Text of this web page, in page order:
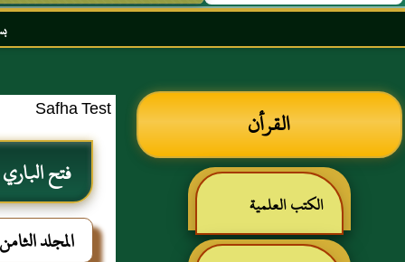
بسم الله الرحمن
القرأن
الكتب العلمية
Safha Test
فتح
المجلد الثامن